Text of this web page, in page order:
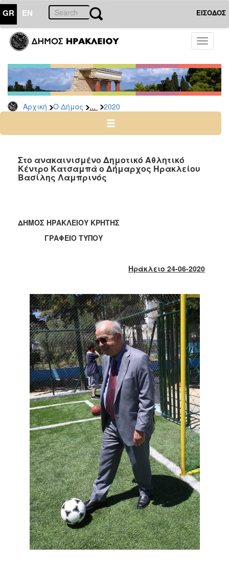
GR EN ΕΙΣΟΔΟΣ
Toggle
Αρχική Ο Δήμος ... 2020
ΔΗΜΟΣ
Δελτία
Τύπου
Αρχείο
2026
2024
2022
2021
2013
2012
2011
2010
2006
ΠΟΛΙΤΙΣΜΟΣ
ΑΝΘΕΚΤΙΚΗ
Στο ανακαινισμένο Δημοτικό Αθλητικό
Κέντρο Κατσαμπά ο Δήμαρχος Ηρακλείου
Βασίλης Λαμπρινός
ΔΗΜΟΣ ΗΡΑΚΛΕΙΟΥ ΚΡΗΤΗΣ
ΓΡΑΦΕΙΟ ΤΥΠΟΥ
Ηράκλειο 24-06-2020